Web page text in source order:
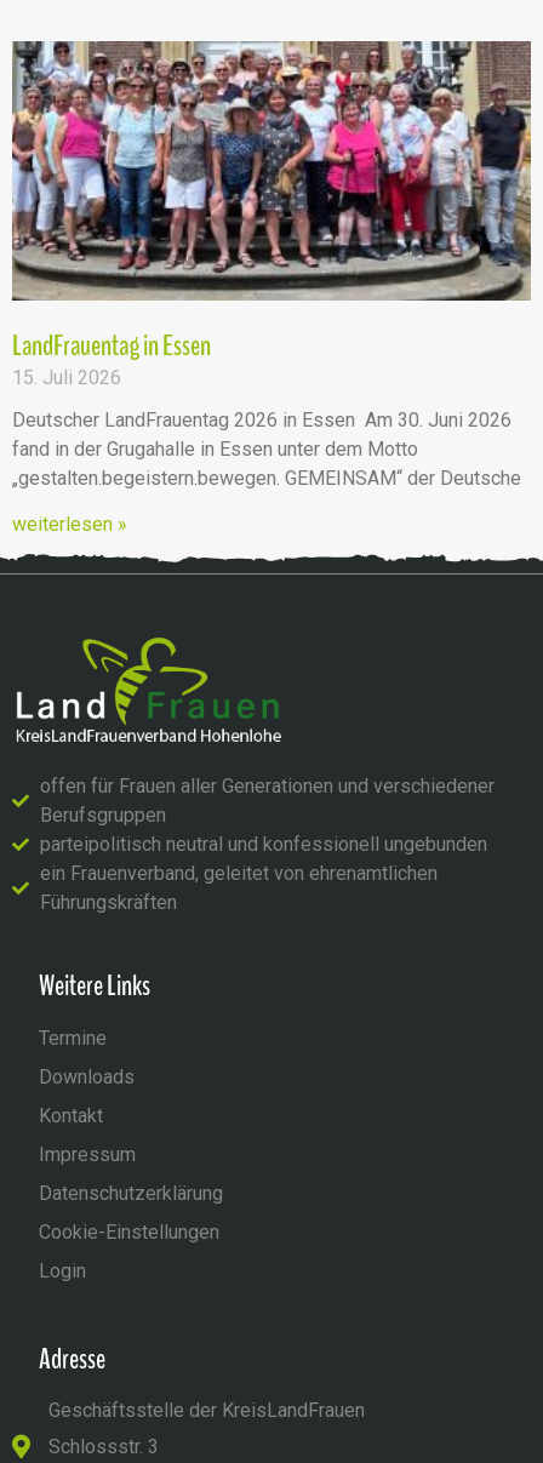
LandFrauentag in Essen
15. Juli 2026
Deutscher LandFrauentag 2026 in Essen Am 30. Juni 2026
fand in der Grugahalle in Essen unter dem Motto
„gestalten.begeistern.bewegen. GEMEINSAM“ der Deutsche
weiterlesen »
offen für Frauen aller Generationen und verschiedener
Berufsgruppen
parteipolitisch neutral und konfessionell ungebunden
ein Frauenverband, geleitet von ehrenamtlichen
Führungskräften
Weitere Links
Termine
Downloads
Kontakt
Impressum
Datenschutzerklärung
Cookie-Einstellungen
Login
Adresse
Geschäftsstelle der KreisLandFrauen
Schlossstr. 3